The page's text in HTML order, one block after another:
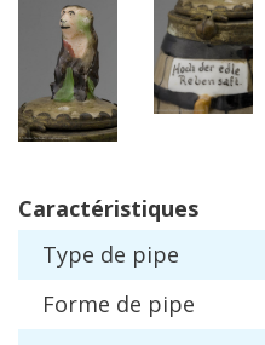
Caractéristiques
Type de pipe
Forme de pipe